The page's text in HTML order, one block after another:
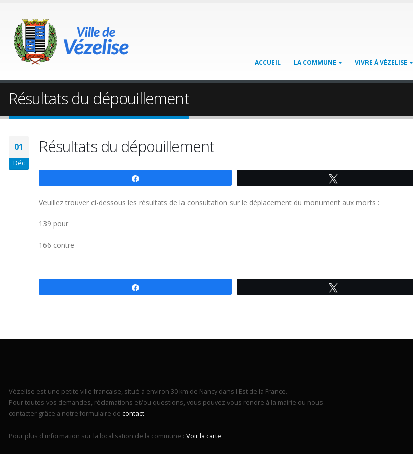
ACCUEIL LA COMMUNE VIVRE À VÉZELISE
Résultats du dépouillement
01
Déc
Résultats du dépouillement
Veuillez trouver ci-dessous les résultats de la consultation sur le déplacement du monument aux morts :
139 pour
166 contre
Vézelise est une petite ville française, situé à environ 30 km de Nancy dans l'Est de la France.
Pour toutes vos demandes, réclamations et/ou questions, vous pouvez vous rendre à la mairie ou nous
contacter grâce a notre formulaire de contact.
Pour plus d'information sur la localisation de la commune : Voir la carte